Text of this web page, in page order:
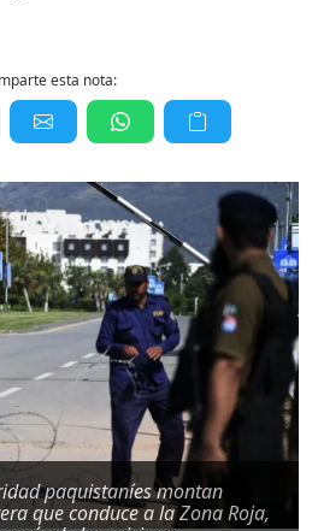
esta nota:
paquistaníes montan
que conduce a la Zona Roja,